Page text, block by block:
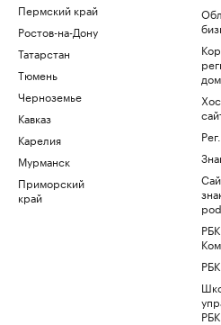
Пермский край
Ростов-на-Дону
Татарстан
Тюмень
Черноземье
Кавказ
Карелия
Мурманск
Приморский
край
РБК
РБК